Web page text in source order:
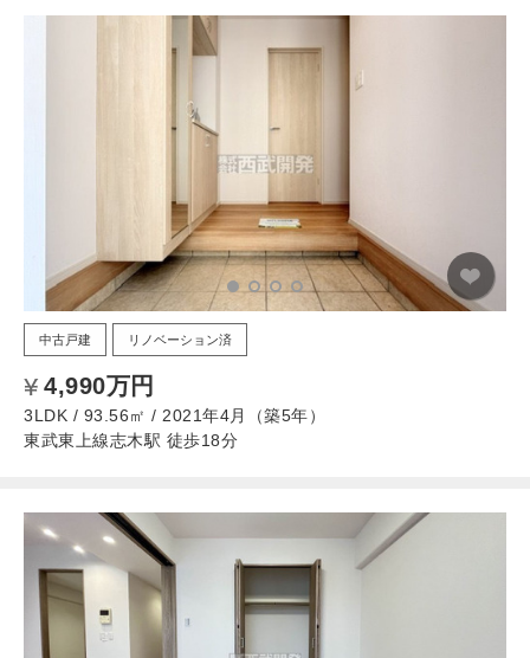
中古戸建 リノベーション済
4,990万円
3LDK / 93.56㎡ / 2021年4月（築5年）
東武東上線志木駅 徒歩18分